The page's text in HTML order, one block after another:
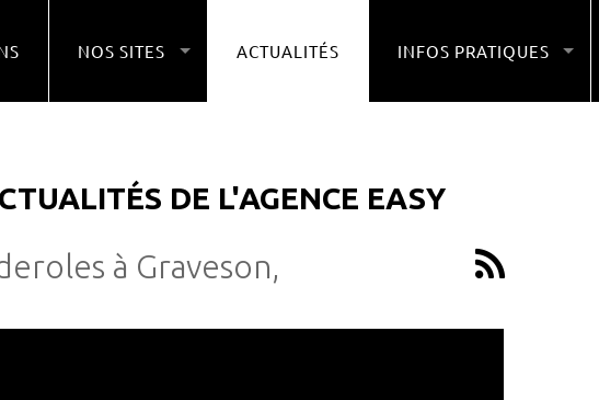
NOS SITES ACTUALITÉS INFOS PRATIQUES
DE L'AGENCE EASY
à Graveson,